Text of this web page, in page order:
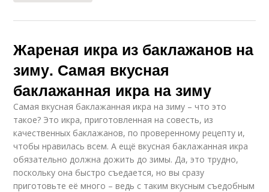
Жареная икра из баклажанов на
зиму. Самая вкусная
баклажанная икра на зиму
Самая вкусная баклажанная икра на зиму – что это
такое? Это икра, приготовленная на совесть, из
качественных баклажанов, по проверенному рецепту и,
чтобы нравилась всем. А ещё вкусная баклажанная икра
обязательно должна дожить до зимы. Да, это трудно,
поскольку она быстро съедается, но вы сразу
приготовьте её много – ведь с таким вкусным съедобным